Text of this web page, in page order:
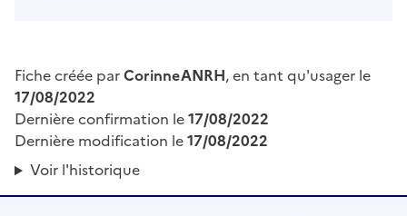
Fiche créée parCorinneANRH, en tant qu'usager le
17/08/2022
Dernière confirmation le17/08/2022
Dernière modification le17/08/2022
Voir l'historique